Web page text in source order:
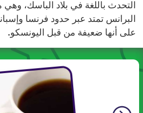
التحدث باللغة في بلاد الباسك،
البرانس تمتد عبر حدود فرنسا
على أنها ضعيفة من قبل اليونسكو.